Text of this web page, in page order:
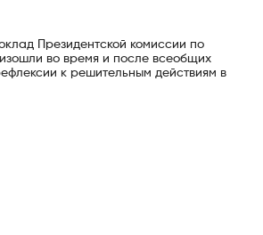
Президентской комиссии по
во время и после всеобщих
к решительным действиям в